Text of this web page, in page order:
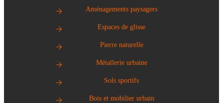
Aménagements paysagers
Espaces de glisse
Pierre naturelle
Métallerie urbaine
Sols sportifs
Bois et mobilier urbain